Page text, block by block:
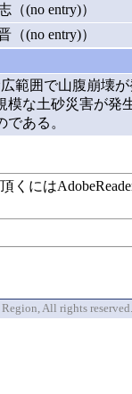
(no entry)）
(no entry)）
範囲で山腹崩壊
な土砂災害が
ある。
には
All rights reserved.